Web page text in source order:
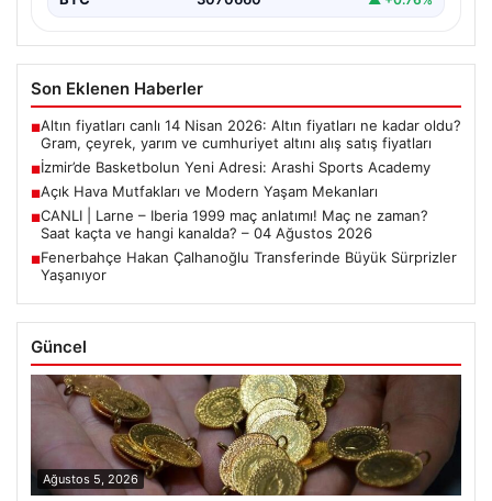
Son Eklenen Haberler
■Altın fiyatları canlı 14 Nisan 2026: Altın fiyatları ne kadar oldu?
Gram, çeyrek, yarım ve cumhuriyet altını alış satış fiyatları
■İzmir’de Basketbolun Yeni Adresi: Arashi Sports Academy
■Açık Hava Mutfakları ve Modern Yaşam Mekanları
■CANLI | Larne – Iberia 1999 maç anlatımı! Maç ne zaman?
Saat kaçta ve hangi kanalda? – 04 Ağustos 2026
■Fenerbahçe Hakan Çalhanoğlu Transferinde Büyük Sürprizler
Yaşanıyor
Güncel
Ağustos 5, 2026